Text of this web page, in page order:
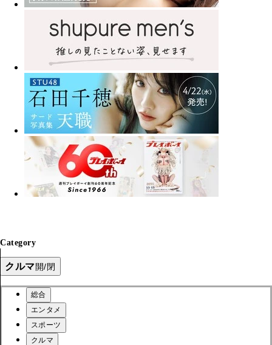
Category
クルマ開/閉
総合
エンタメ
スポーツ
クルマ